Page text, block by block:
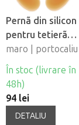
Pernã din silicon
pentru tetierã
Fabulo
maro | portocaliu
În stoc (livrare în
48h)
94 lei
DETALIU